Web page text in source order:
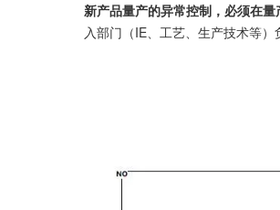
新产品量产的异常控制，必须在量
入部门（IE、工艺、生产技术等）